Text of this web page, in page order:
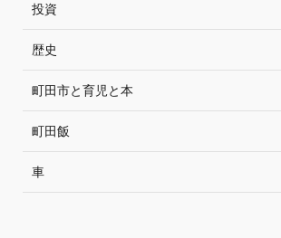
投資
歴史
町田市と育児と本
町田飯
車